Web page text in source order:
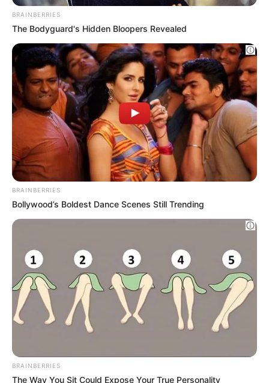
Remember The Justin Timberlake Moment
That Defined The 2000s?
BRAINBERRIES
Why this ordinary drink is the secret to feeling
your best every day